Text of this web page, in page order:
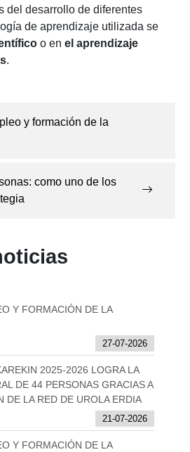
del desarrollo de diferentes
de aprendizaje utilizada se
o en el aprendizaje
.
y formación de la
como uno de los
Y FORMACIÓN DE LA
27-07-2026
2025-2026 LOGRA LA
DE 44 PERSONAS GRACIAS A
DE LA RED DE UROLA ERDIA
21-07-2026
Y FORMACIÓN DE LA